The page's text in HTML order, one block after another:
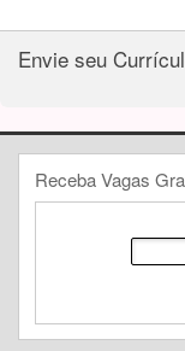
Envie seu
Receba Vagas